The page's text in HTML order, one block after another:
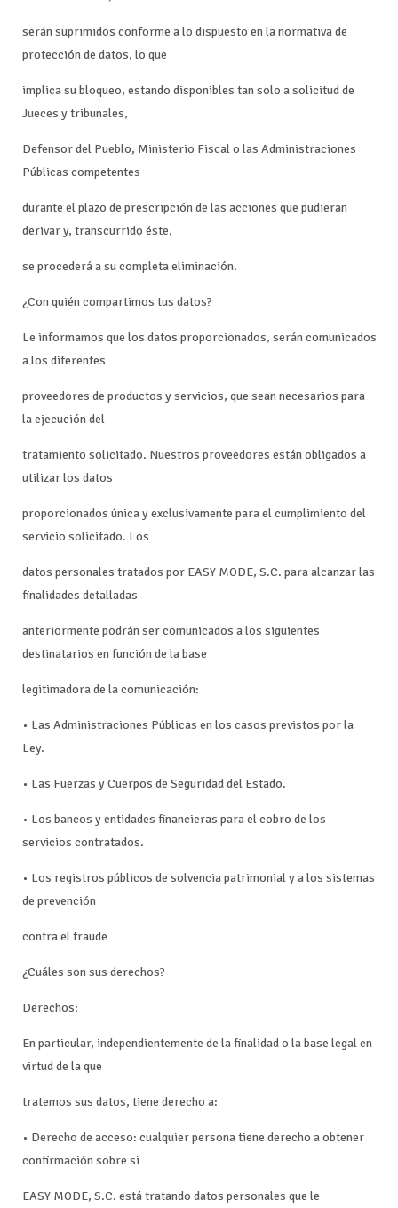
serán suprimidos conforme a lo dispuesto en la normativa de
protección de datos, lo que
implica su bloqueo, estando disponibles tan solo a solicitud de
Jueces y tribunales,
Defensor del Pueblo, Ministerio Fiscal o las Administraciones
Públicas competentes
durante el plazo de prescripción de las acciones que pudieran
derivar y, transcurrido éste,
se procederá a su completa eliminación.
¿Con quién compartimos tus datos?
Le informamos que los datos proporcionados, serán comunicados
a los diferentes
proveedores de productos y servicios, que sean necesarios para
la ejecución del
tratamiento solicitado. Nuestros proveedores están obligados a
utilizar los datos
proporcionados única y exclusivamente para el cumplimiento del
servicio solicitado. Los
datos personales tratados por EASY MODE, S.C. para alcanzar las
finalidades detalladas
anteriormente podrán ser comunicados a los siguientes
destinatarios en función de la base
legitimadora de la comunicación:
• Las Administraciones Públicas en los casos previstos por la
Ley.
• Las Fuerzas y Cuerpos de Seguridad del Estado.
• Los bancos y entidades financieras para el cobro de los
servicios contratados.
• Los registros públicos de solvencia patrimonial y a los sistemas
de prevención
contra el fraude
¿Cuáles son sus derechos?
Derechos:
En particular, independientemente de la finalidad o la base legal en
virtud de la que
tratemos sus datos, tiene derecho a:
• Derecho de acceso: cualquier persona tiene derecho a obtener
confirmación sobre si
EASY MODE, S.C. está tratando datos personales que le